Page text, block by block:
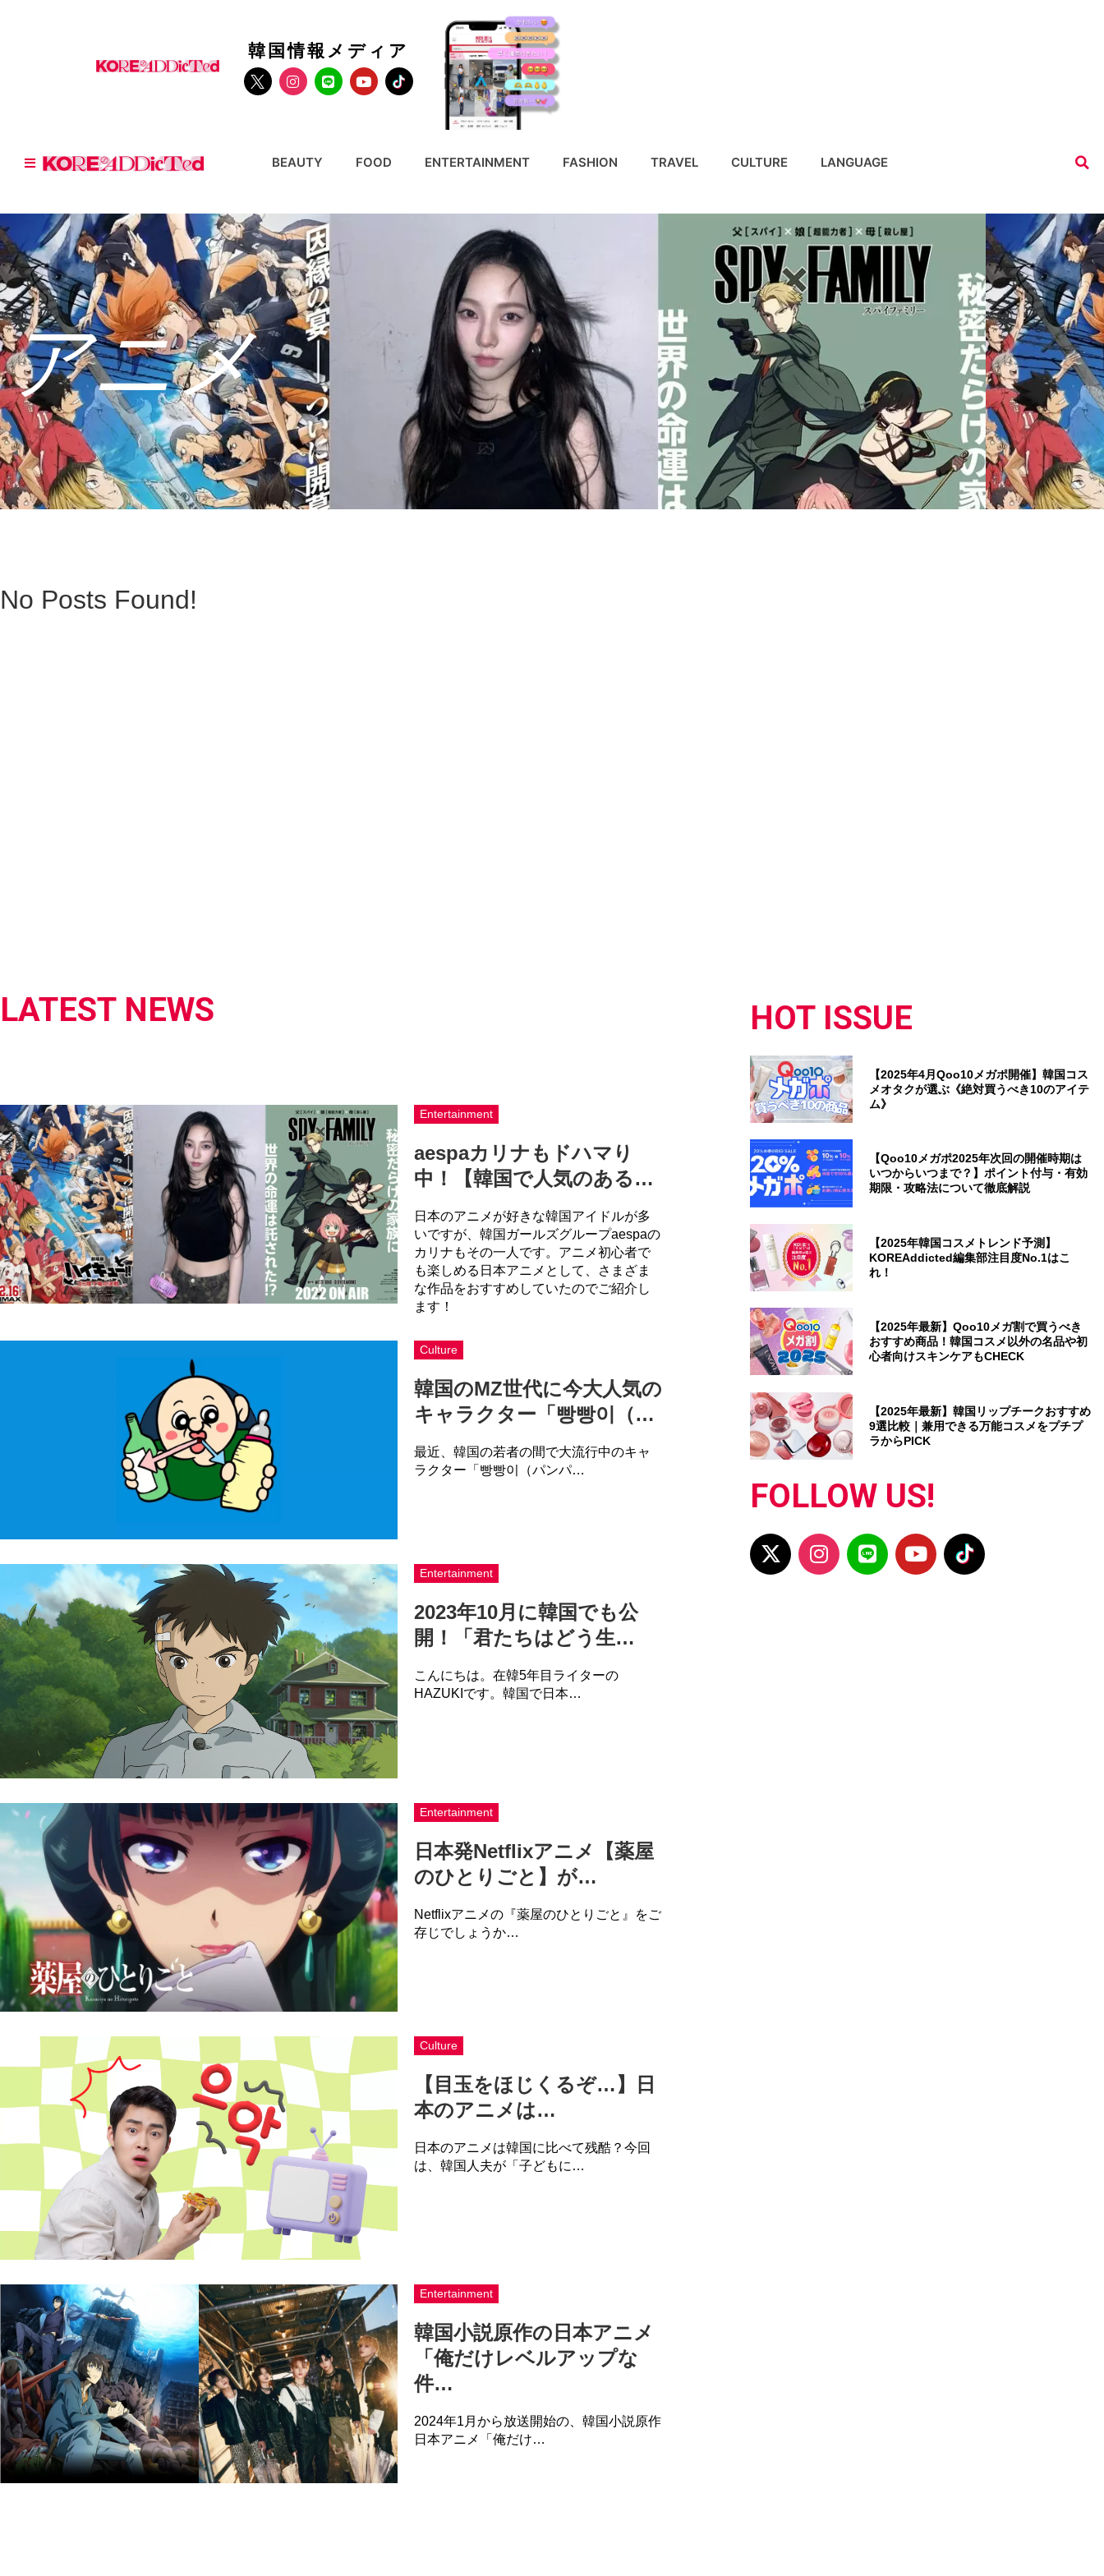
韓国情報メディア
BEAUTY FOOD ENTERTAINMENT FASHION TRAVEL CULTURE LANGUAGE
アニメ
No Posts Found!
LATEST NEWS
Entertainment
aespaカリナもドハマり
中！【韓国で人気のある…
日本のアニメが好きな韓国アイドルが多
いですが、韓国ガールズグループaespaの
カリナもその一人です。アニメ初心者で
も楽しめる日本アニメとして、さまざま
な作品をおすすめしていたのでご紹介し
ます！
Culture
韓国のMZ世代に今大人気の
キャラクター「빵빵이（…
最近、韓国の若者の間で大流行中のキャ
ラクター「빵빵이（パンパ…
Entertainment
2023年10月に韓国でも公
開！「君たちはどう生…
こんにちは。在韓5年目ライターの
HAZUKIです。韓国で日本…
Entertainment
日本発Netflixアニメ【薬屋
のひとりごと】が…
Netflixアニメの『薬屋のひとりごと』をご
存じでしょうか…
Culture
【目玉をほじくるぞ…】日
本のアニメは…
日本のアニメは韓国に比べて残酷？今回
は、韓国人夫が「子どもに…
Entertainment
韓国小説原作の日本アニメ
「俺だけレベルアップな
件…
2024年1月から放送開始の、韓国小説原作
日本アニメ「俺だけ…
HOT ISSUE
【2025年4月Qoo10メガポ開催】韓国コス
メオタクが選ぶ《絶対買うべき10のアイテ
ム》
【Qoo10メガポ2025年次回の開催時期は
いつからいつまで？】ポイント付与・有効
期限・攻略法について徹底解説
【2025年韓国コスメトレンド予測】
KOREAddicted編集部注目度No.1はこ
れ！
【2025年最新】Qoo10メガ割で買うべき
おすすめ商品！韓国コスメ以外の名品や初
心者向けスキンケアもCHECK
【2025年最新】韓国リップチークおすすめ
9選比較｜兼用できる万能コスメをプチプ
ラからPICK
FOLLOW US!